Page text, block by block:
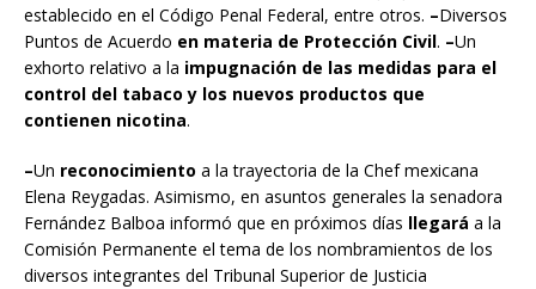
establecido en el Código Penal Federal, entre otros. –Diversos
Puntos de Acuerdo en materia de Protección Civil. –Un
exhorto relativo a la impugnación de las medidas para el
control del tabaco y los nuevos productos que
contienen nicotina.
–Un reconocimiento a la trayectoria de la Chef mexicana
Elena Reygadas. Asimismo, en asuntos generales la senadora
Fernández Balboa informó que en próximos días llegará a la
Comisión Permanente el tema de los nombramientos de los
diversos integrantes del Tribunal Superior de Justicia